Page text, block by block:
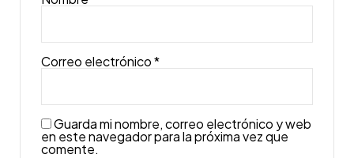
Correo electrónico*
Guarda mi nombre, correo electrónico y web
en este navegador para la próxima vez que
comente.